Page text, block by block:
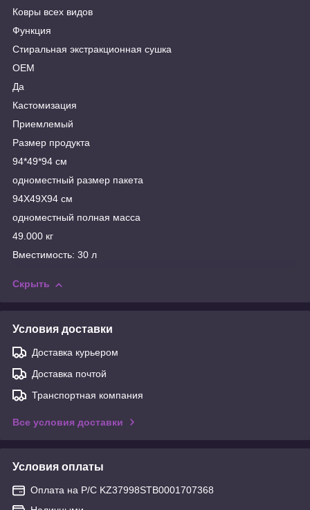
Ковры всех видов
Функция
Стиральная экстракционная сушка
OEM
Да
Кастомизация
Приемлемый
Размер продукта
94*49*94 см
одноместный размер пакета
94X49X94 см
одноместный полная масса
49.000 кг
Вместимость: 30 л
Скрыть
Условия доставки
Доставка курьером
Доставка почтой
Транспортная компания
Все условия доставки
Условия оплаты
Оплата на Р/С KZ37998STB0001707368